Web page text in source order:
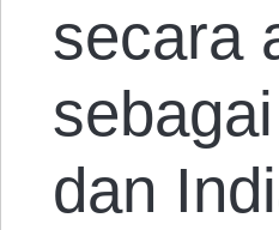
secara
dan